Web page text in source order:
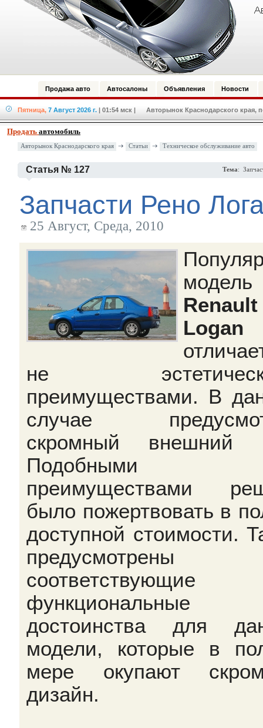
Продажа авто Автосалоны Объявления Новости
Пятница, 7 Август 2026 г. | 01:54 мск | Авторынок Краснодарского края,
Продать автомобиль
Авторынок Краснодарского края Статьи Техническое обслуживание авто
Статья № 127 Тема:
Запчасти Рено
25 Август, Среда, 2010
модель
Renault
Logan
не
преимуществами. В
случае
скромный внешний
Подобными
преимуществами
было пожертвовать в
доступной стоимости.
предусмотрены
соответствующие
функциональные
достоинства для
модели, которые в
мере окупают
дизайн.